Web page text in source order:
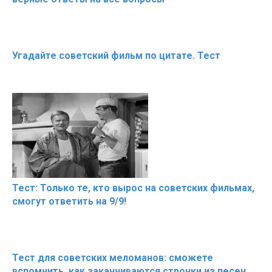
Угадайте советский фильм по цитате. Тест
Тест: Только те, кто вырос на советских фильмах,
смогут ответить на 9/9!
Тест для советских меломанов: сможете